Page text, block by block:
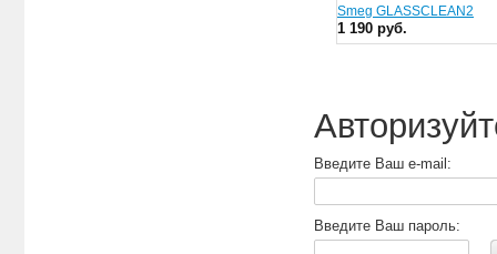
Smeg GLASSCLEAN2
1 190 руб.
Введите Ваш e-mail:
Введите Ваш пароль: